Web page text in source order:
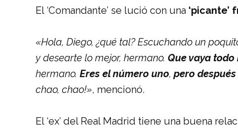
El ‘Comandante’ se lució con una ‘picante’
«Hola, Diego, ¿qué tal? Escuchando un
y desearte lo mejor, hermano. Que vaya todo
hermano. Eres el número uno, pero después
chao, chao!», mencionó.
El ‘ex’ del Real Madrid tiene una buena